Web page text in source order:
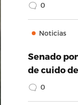
0
Noticias
Senado
de cuido
0